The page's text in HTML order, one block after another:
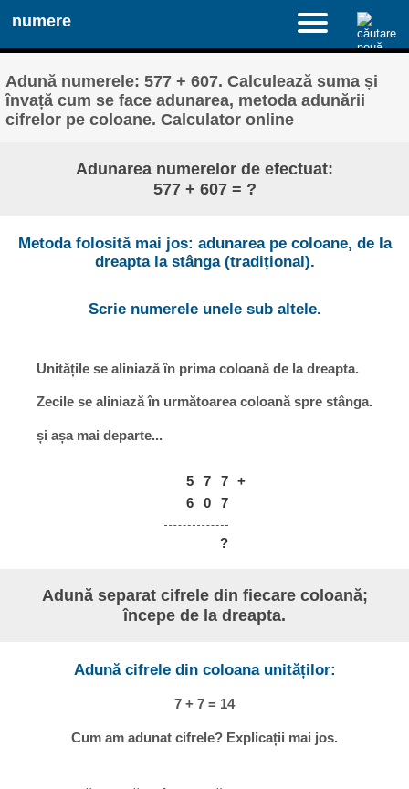
numere
Adună numerele: 577 + 607. Calculează suma și
învață cum se face adunarea, metoda adunării
cifrelor pe coloane. Calculator online
Adunarea numerelor de efectuat:
577 + 607 = ?
Metoda folosită mai jos: adunarea pe coloane, de la
dreapta la stânga (tradițional).
Scrie numerele unele sub altele.
Unitățile se aliniază în prima coloană de la dreapta.
Zecile se aliniază în următoarea coloană spre stânga.
și așa mai departe...
5 7 7
+
6
0 7
?
Adună separat cifrele din fiecare coloană;
începe de la dreapta.
Adună cifrele din coloana unităților:
7 + 7 = 14
Cum am adunat cifrele? Explicații mai jos.